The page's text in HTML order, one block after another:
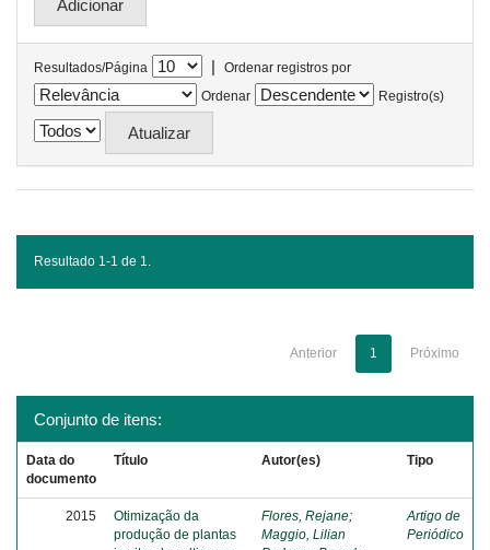
Resultados/Página |
Ordenar registros por
Ordenar
Registro(s)
Resultado 1-1 de 1.
Anterior 1 Próximo
Conjunto de itens:
Data do
documento
Título Autor(es) Tipo
2015
Otimização da
produção de plantas
Flores, Rejane;
Maggio, Lilian
Artigo de
Periódico